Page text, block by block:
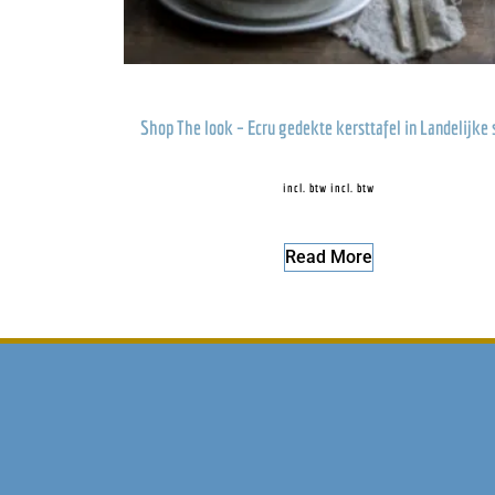
Shop The look – Ecru gedekte kersttafel in
incl. btw incl. btw
Read More